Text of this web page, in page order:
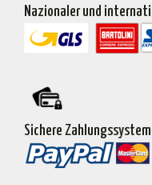
Nazionaler und
Sichere